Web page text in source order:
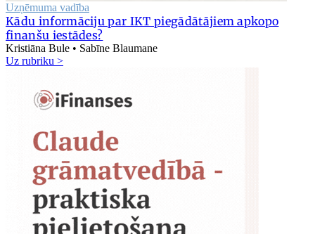
Uzņēmuma vadība
Kādu informāciju par IKT piegādātājiem apkopo
finanšu iestādes?
Kristiāna Bule • Sabīne Blaumane
Uz rubriku >